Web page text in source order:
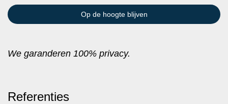
We garanderen 100% privacy.
Referenties